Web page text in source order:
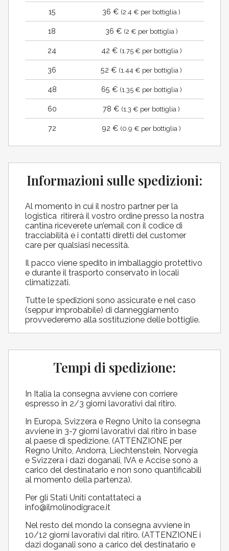
15 36 € (2.4 € per bottiglia )
18 36 € (2 € per bottiglia )
24 42 € (1.75 € per bottiglia )
36 52 € (1.44 € per bottiglia )
48 65 € (1.35 € per bottiglia )
60 78 € (1.3 € per bottiglia )
72 92 € (0.9 € per bottiglia )
Informazioni sulle spedizioni:
Al momento in cui il nostro partner per la
logistica ritirerà il vostro ordine presso la nostra
cantina riceverete un’email con il codice di
tracciabilità e i contatti diretti del customer
care per qualsiasi necessità.
Il pacco viene spedito in imballaggio protettivo
e durante il trasporto conservato in locali
climatizzati.
Tutte le spedizioni sono assicurate e nel caso
(seppur improbabile) di danneggiamento
provvederemo alla sostituzione delle bottiglie.
Tempi di spedizione:
In Italia la consegna avviene con corriere
espresso in 2/3 giorni lavorativi dal ritiro.
In Europa, Svizzera e Regno Unito la consegna
avviene in 3-7 giorni lavorativi dal ritiro in base
al paese di spedizione. (ATTENZIONE per
Regno Unito, Andorra, Liechtenstein, Norvegia
e Svizzera i dazi doganali, IVA e Accise sono a
carico del destinatario e non sono quantificabili
al momento della partenza).
Per gli Stati Uniti contattateci a
info@ilmolinodigrace.it
Nel resto del mondo la consegna avviene in
10/12 giorni lavorativi dal ritiro. (ATTENZIONE i
dazi doganali sono a carico del destinatario e